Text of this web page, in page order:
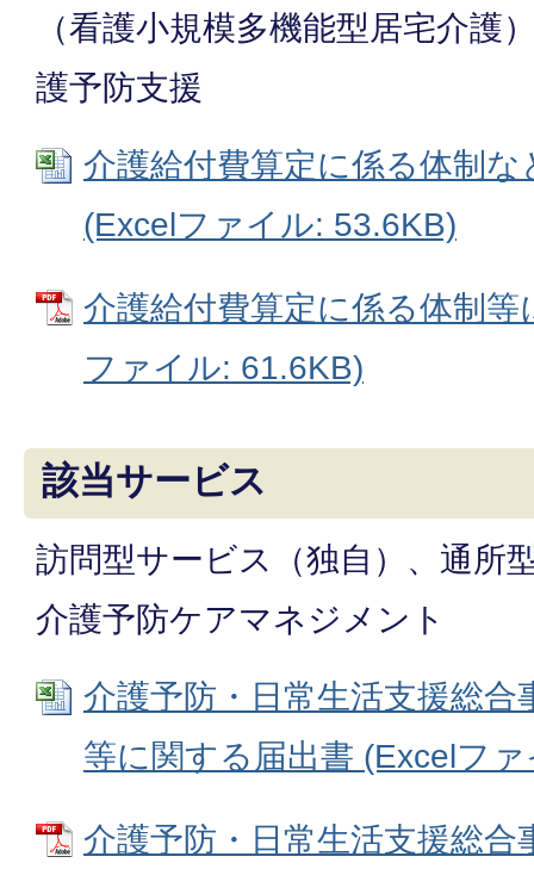
（看護小規模多機能型居宅介護
護予防支援
介護給付費算定に係る体制
(Excelファイル: 53.6KB)
介護給付費算定に係る体制
ファイル: 61.6KB)
該当サービス
訪問型サービス（独自）、通所
介護予防ケアマネジメント
介護予防・日常生活支援総合
等に関する届出書 (Excelフ
介護予防・日常生活支援総合